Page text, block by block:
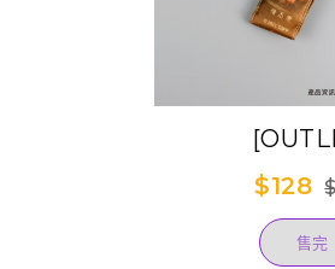
《
飾-殤
$128
售完